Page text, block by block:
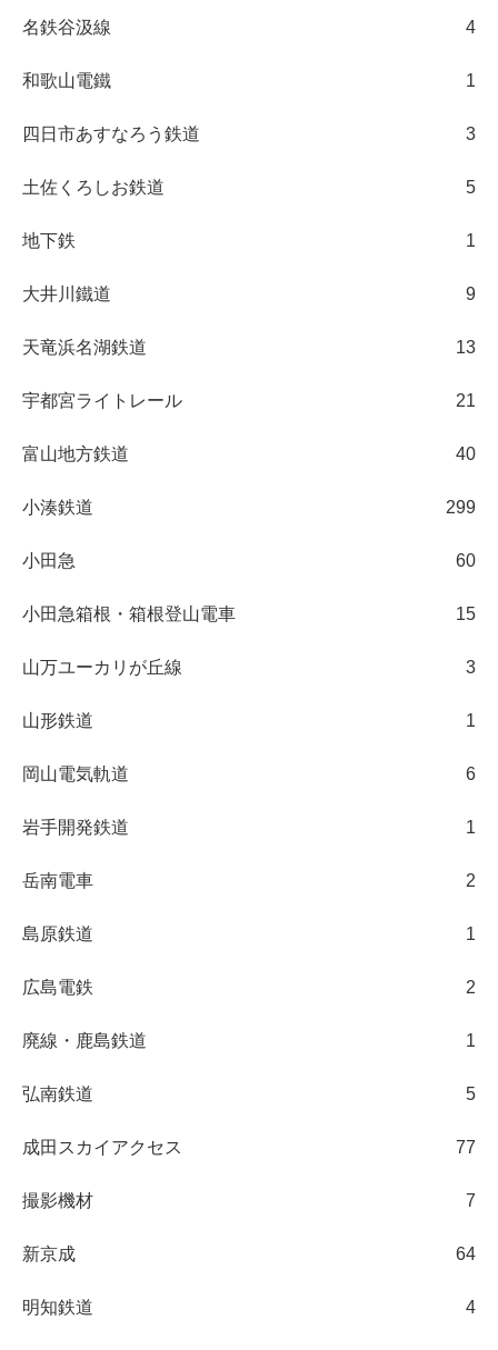
名鉄谷汲線 4
和歌山電鐵 1
四日市あすなろう鉄道 3
土佐くろしお鉄道 5
地下鉄 1
大井川鐵道 9
天竜浜名湖鉄道 13
宇都宮ライトレール 21
富山地方鉄道 40
小湊鉄道 299
小田急 60
小田急箱根・箱根登山電車 15
山万ユーカリが丘線 3
山形鉄道 1
岡山電気軌道 6
岩手開発鉄道 1
岳南電車 2
島原鉄道 1
広島電鉄 2
廃線・鹿島鉄道 1
弘南鉄道 5
成田スカイアクセス 77
撮影機材 7
新京成 64
明知鉄道 4